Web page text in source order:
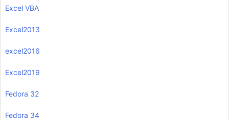
Excel VBA
Excel2013
excel2016
Excel2019
Fedora 32
Fedora 34